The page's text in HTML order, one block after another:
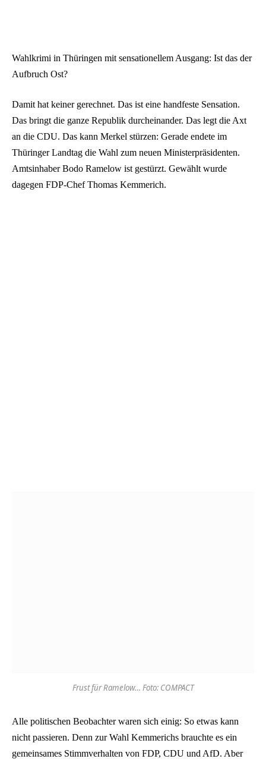
Wahlkrimi in Thüringen mit sensationellem Ausgang: Ist das der
Aufbruch Ost?
Damit hat keiner gerechnet. Das ist eine handfeste Sensation.
Das bringt die ganze Republik durcheinander. Das legt die Axt
an die CDU. Das kann Merkel stürzen: Gerade endete im
Thüringer Landtag die Wahl zum neuen Ministerpräsidenten.
Amtsinhaber Bodo Ramelow ist gestürzt. Gewählt wurde
dagegen FDP-Chef Thomas Kemmerich.
Frust für Ramelow… Foto: COMPACT
Alle politischen Beobachter waren sich einig: So etwas kann
nicht passieren. Denn zur Wahl Kemmerichs brauchte es ein
gemeinsames Stimmverhalten von FDP, CDU und AfD. Aber